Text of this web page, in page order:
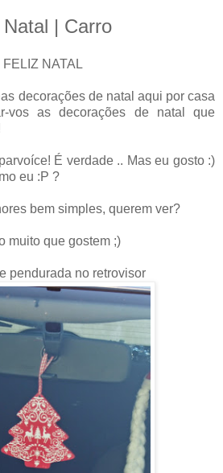
| Carro
FELIZ NATAL
decorações de natal aqui por casa
vos as decorações de natal que
É verdade .. Mas eu gosto :)
eu :P ?
bem simples, querem ver?
muito que gostem ;)
pendurada no retrovisor